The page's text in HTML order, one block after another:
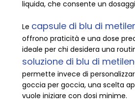
liquida, che consente un
Le capsule di blu di
offrono praticità e una dose
ideale per chi desidera una
soluzione di blu di
permette invece di
goccia per goccia, una scelta
vuole iniziare con dosi minime.